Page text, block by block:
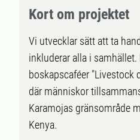
Kort om projektet
Vi utvecklar sätt att ta
inkluderar alla i
boskapscaféer "Livestock
där människor
Karamojas gränsområde
Kenya.